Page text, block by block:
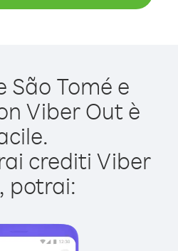
São Tomé e
Viber Out è
crediti Viber
potrai: